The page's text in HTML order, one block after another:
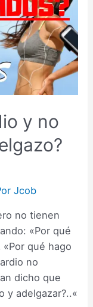
y no
Jcob
no tienen
«Por qué
qué hago
no
dicho que
y adelgazar?..«